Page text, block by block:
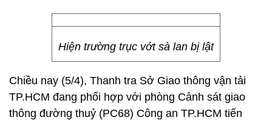
Hiện trường trục vớt sà lan bị lật
Chiều nay (5/4), Thanh tra Sở Giao thông vận tải
TP.HCM đang phối hợp với phòng Cảnh sát giao
thông đường thuỷ (PC68) Công an TP.HCM tiến